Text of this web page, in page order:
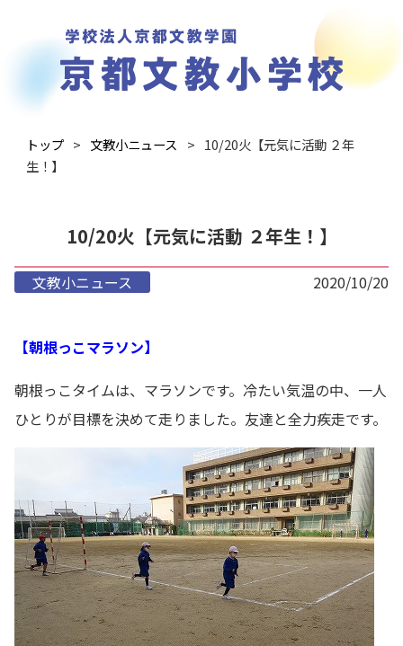
トップ 文教小ニュース
10/20火【元気に活動 ２年
生！】
10/20火【元気に活動 ２年生！】
文教小ニュース 2020/10/20
【朝根っこマラソン】
朝根っこタイムは、マラソンです。冷たい気温の中、一人
ひとりが目標を決めて走りました。友達と全力疾走です。